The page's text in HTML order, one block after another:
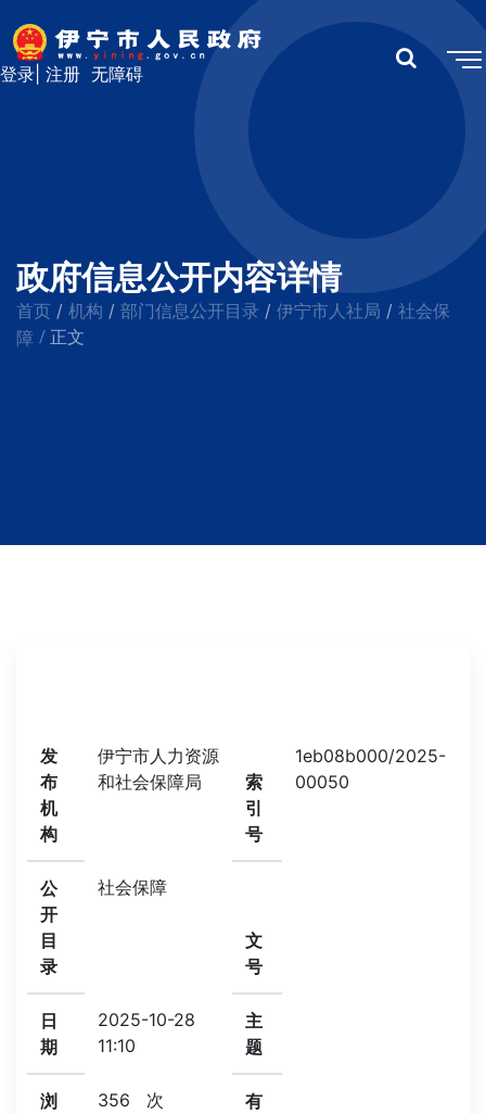
无障碍
登录 注册
政府信息公开内容详情
首页 / 机构 / 部门信息公开目录 / 伊宁市人社局 / 社会保
障 / 正文
发
布
机
构
伊宁市人力资源
和社会保障局
索
引
号
1eb08b000/2025-
00050
公
开
目
录
社会保障
文
号
日
期
2025-10-28
11:10
主
题
浏
356 次
有